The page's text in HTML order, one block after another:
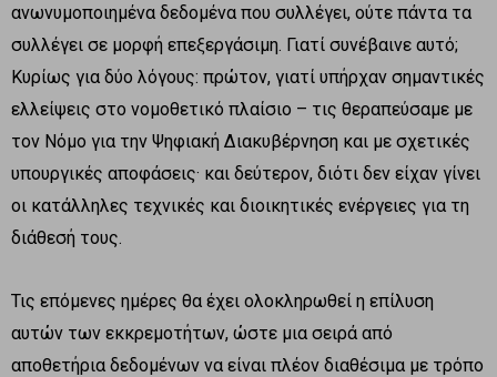
ανωνυμοποιημένα δεδομένα που συλλέγει, ούτε πάντα τα
συλλέγει σε μορφή επεξεργάσιμη. Γιατί συνέβαινε αυτό;
Κυρίως για δύο λόγους: πρώτον, γιατί υπήρχαν σημαντικές
ελλείψεις στο νομοθετικό πλαίσιο – τις θεραπεύσαμε με
τον Νόμο για την Ψηφιακή Διακυβέρνηση και με σχετικές
υπουργικές αποφάσεις· και δεύτερον, διότι δεν είχαν γίνει
οι κατάλληλες τεχνικές και διοικητικές ενέργειες για τη
διάθεσή τους.
Τις επόμενες ημέρες θα έχει ολοκληρωθεί η επίλυση
αυτών των εκκρεμοτήτων, ώστε μια σειρά από
αποθετήρια δεδομένων να είναι πλέον διαθέσιμα με τρόπο